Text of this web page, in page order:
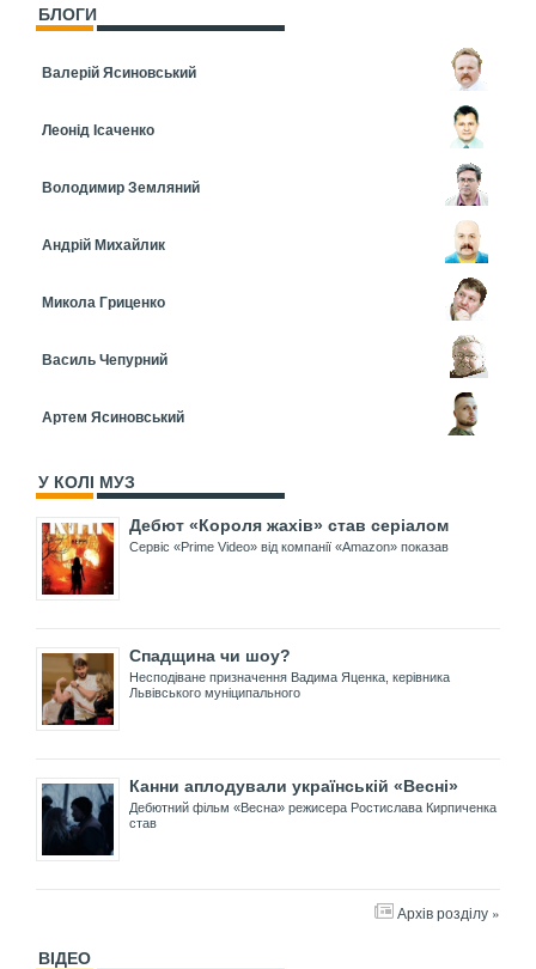
БЛОГИ
Валерій Ясиновський
Леонід Ісаченко
Володимир Земляний
Андрій Михайлик
Микола Гриценко
Василь Чепурний
Артем Ясиновський
У КОЛІ МУЗ
Дебют «Короля жахів» став серіалом
Сервіс «Prime Video» від компанії «Amazon» показав
Спадщина чи шоу?
Несподіване призначення Вадима Яценка, керівника
Львівського муніципального
Канни аплодували українській «Весні»
Дебютний фільм «Весна» режисера Ростислава Кирпиченка
став
Архів розділу »
ВІДЕО